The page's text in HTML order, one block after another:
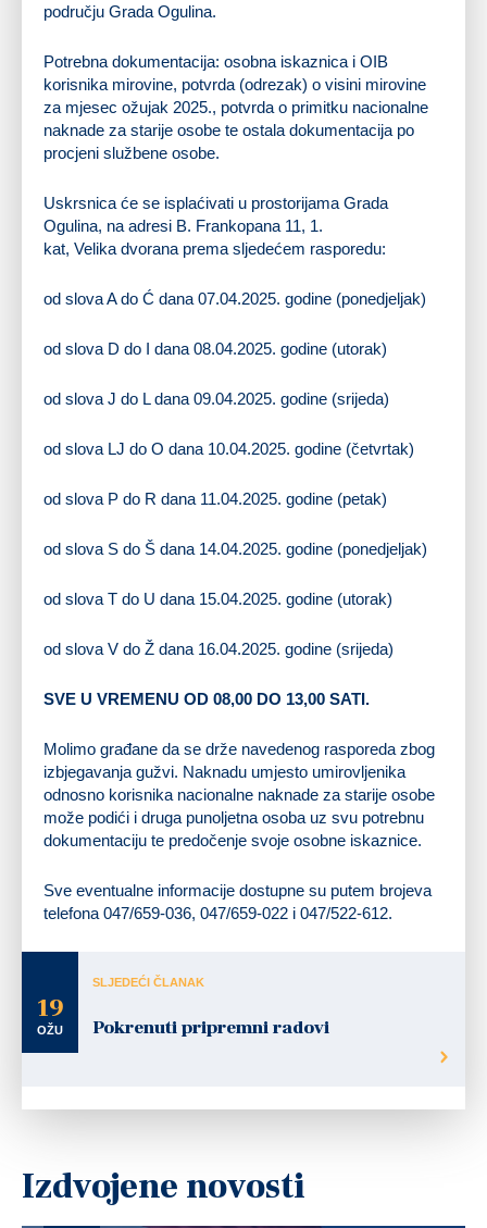
području Grada Ogulina.
Potrebna dokumentacija: osobna iskaznica i OIB
korisnika mirovine, potvrda (odrezak) o visini mirovine
za mjesec ožujak 2025., potvrda o primitku nacionalne
naknade za starije osobe te ostala dokumentacija po
procjeni službene osobe.
Uskrsnica će se isplaćivati u prostorijama Grada
Ogulina, na adresi B. Frankopana 11, 1.
kat, Velika dvorana prema sljedećem rasporedu:
od slova A do Ć dana 07.04.2025. godine (ponedjeljak)
od slova D do I dana 08.04.2025. godine (utorak)
od slova J do L dana 09.04.2025. godine (srijeda)
od slova LJ do O dana 10.04.2025. godine (četvrtak)
od slova P do R dana 11.04.2025. godine (petak)
od slova S do Š dana 14.04.2025. godine (ponedjeljak)
od slova T do U dana 15.04.2025. godine (utorak)
od slova V do Ž dana 16.04.2025. godine (srijeda)
SVE U VREMENU OD 08,00 DO 13,00 SATI.
Molimo građane da se drže navedenog rasporeda zbog
izbjegavanja gužvi. Naknadu umjesto umirovljenika
odnosno korisnika nacionalne naknade za starije osobe
može podići i druga punoljetna osoba uz svu potrebnu
dokumentaciju te predočenje svoje osobne iskaznice.
Sve eventualne informacije dostupne su putem brojeva
telefona 047/659-036, 047/659-022 i 047/522-612.
19
OŽU
SLJEDEĆI ČLANAK
Pokrenuti pripremni radovi
Izdvojene novosti